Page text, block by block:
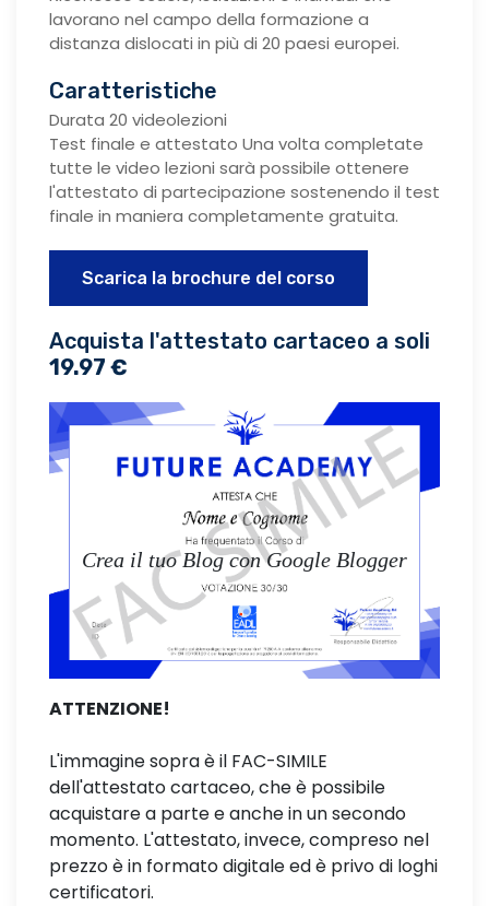
lavorano nel campo della formazione a
distanza dislocati in più di 20 paesi europei.
Caratteristiche
Durata 20 videolezioni
Test finale e attestato Una volta completate
tutte le video lezioni sarà possibile ottenere
l'attestato di partecipazione sostenendo il test
finale in maniera completamente gratuita.
Scarica la brochure del corso
Acquista l'attestato cartaceo a soli
19.97 €
Crea il tuo Blog con Google Blogger
ATTENZIONE!
L'immagine sopra è il FAC-SIMILE
dell'attestato cartaceo, che è possibile
acquistare a parte e anche in un secondo
momento. L'attestato, invece, compreso nel
prezzo è in formato digitale ed è privo di loghi
certificatori.